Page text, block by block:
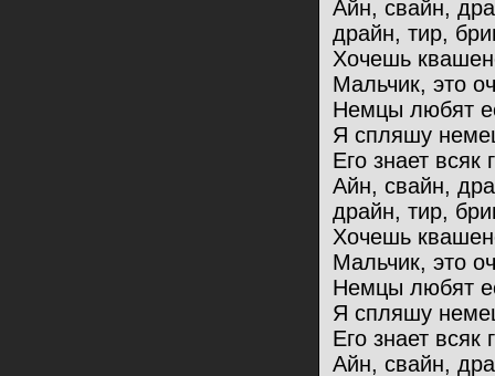
Айн, свайн,
драйн, тир,
Хочешь
Мальчик, это
Немцы любят
Я спляшу
Его знает всяк
Айн, свайн,
драйн, тир,
Хочешь
Мальчик, это
Немцы любят
Я спляшу
Его знает всяк
Айн, свайн,